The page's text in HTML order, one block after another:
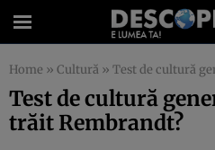
Home » Cultură » Test de cultură
Test de cultură
trăit Rembrandt?